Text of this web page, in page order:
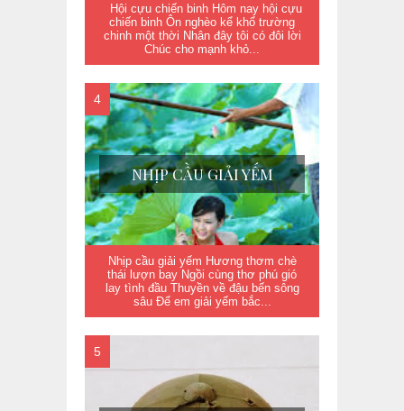
Hội cựu chiến binh Hôm nay hội cựu
chiến binh Ôn nghèo kể khổ trường
chinh một thời Nhân đây tôi có đôi lời
Chúc cho mạnh khỏ...
NHỊP CẦU GIẢI YẾM
Nhịp cầu giải yếm Hương thơm chè
thái lượn bay Ngồi cùng thơ phú gió
lay tình đầu Thuyền về đậu bến sông
sâu Để em giải yếm bắc...